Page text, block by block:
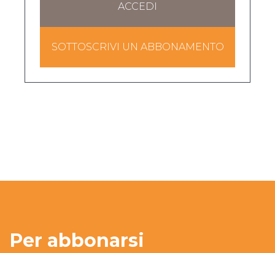
ACCEDI
SOTTOSCRIVI UN ABBONAMENTO
Per abbonarsi